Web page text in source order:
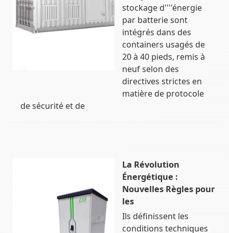
stockage d''''énergie
par batterie sont
intégrés dans des
containers usagés de
20 à 40 pieds, remis à
neuf selon des
directives strictes en
matière de protocole
de sécurité et de
La Révolution
Énergétique :
Nouvelles Règles pour
les
Ils définissent les
conditions techniques